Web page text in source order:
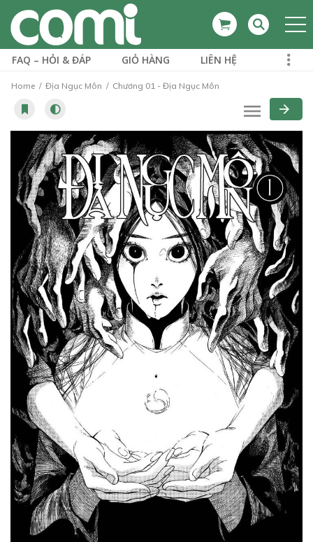
FAQ – HỎI & ĐÁP GIỎ HÀNG LIÊN HỆ
Home Địa Ngục Môn Chương 01 - Địa Ngục Môn